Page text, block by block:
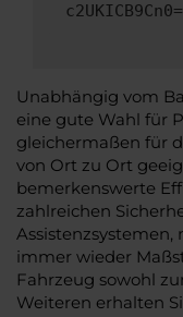
c2UKICB9Cn0=
Unabhängig vom
eine gute Wahl für
gleichermaßen für
von Ort zu Ort
bemerkenswerte
zahlreichen
immer wieder
Fahrzeug sowohl
Weiteren erhalten